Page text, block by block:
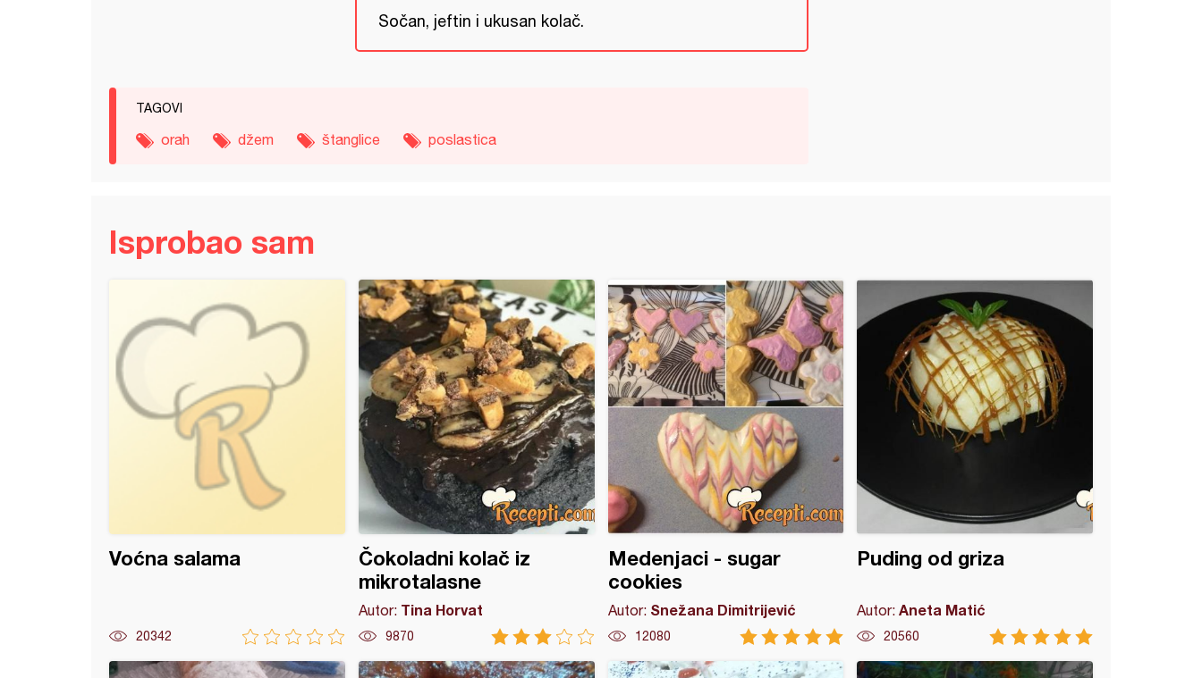
Sočan, jeftin i ukusan kolač.
TAGOVI
orah džem štanglice poslastica
Isprobao sam
Voćna salama
20342
Čokoladni kolač iz
mikrotalasne
Autor: Tina Horvat
9870
Medenjaci - sugar
cookies
Autor: Snežana Dimitrijević
12080
Puding od griza
Autor:Aneta Matić
20560